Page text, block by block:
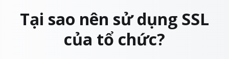
Tại sao nên sử dụng SSL
của tổ chức?